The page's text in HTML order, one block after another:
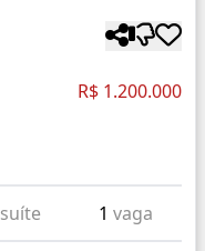
R$ 1.200.000
suíte 1 vaga